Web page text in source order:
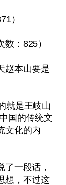
）
：825）
赵本山要是
就是王岐山
国的传统文
文化的内
了一段话，
想，不过这